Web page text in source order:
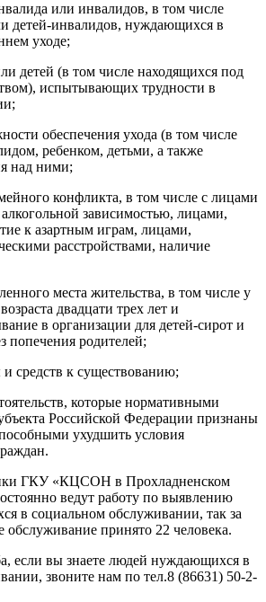
или инвалидов, в том числе
детей-инвалидов, нуждающихся в
уходе;
детей (в том числе находящихся под
испытывающих трудности в
обеспечения ухода (в том числе
ребенком, детьми, а также
над ними;
конфликта, в том числе с лицами
зависимостью, лицами,
к азартным играм, лицами,
расстройствами, наличие
места жительства, в том числе у
двадцати трех лет и
в организации для детей-сирот и
попечения родителей;
и средств к существованию;
которые нормативными
Российской Федерации признаны
ухудшить условия
ГКУ «КЦСОН в Прохладненском
ведут работу по выявлению
в социальном обслуживании, так за
обслуживание принято 22 человека.
если вы знаете людей нуждающихся в
звоните нам по тел.8 (86631) 50-2-